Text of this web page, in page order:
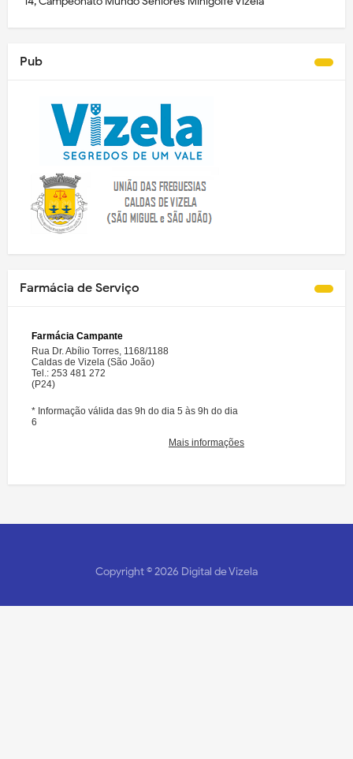
Pub
Farmácia de Serviço
Copyright ©2026 Digital de Vizela